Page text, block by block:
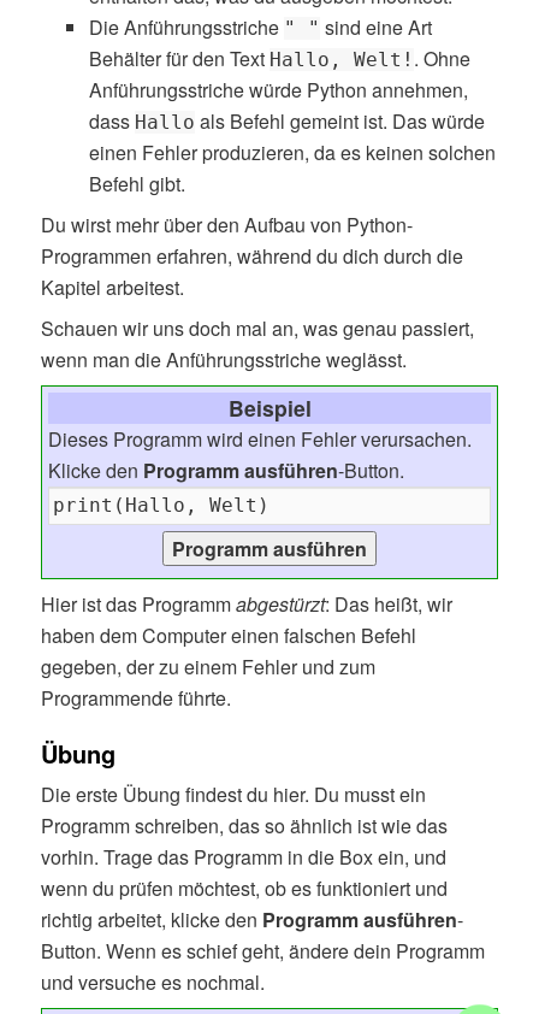
Die Anführungsstriche " " sind eine Art
Behälter für den Text Hallo, Welt! . Ohne
Anführungsstriche würde Python annehmen,
dass Hallo als Befehl gemeint ist. Das würde
einen Fehler produzieren, da es keinen solchen
Befehl gibt.
Du wirst mehr über den Aufbau von Python-
Programmen erfahren, während du dich durch die
Kapitel arbeitest.
Schauen wir uns doch mal an, was genau passiert,
wenn man die Anführungsstriche weglässt.
Beispiel
Dieses Programm wird einen Fehler verursachen.
Klicke den Programm ausführen-Button.
Hier ist das Programmabgestürzt: Das heißt, wir
haben dem Computer einen falschen Befehl
gegeben, der zu einem Fehler und zum
Programmende führte.
Übung
Die erste Übung findest du hier. Du musst ein
Programm schreiben, das so ähnlich ist wie das
vorhin. Trage das Programm in die Box ein, und
wenn du prüfen möchtest, ob es funktioniert und
richtig arbeitet, klicke den Programm ausführen-
Button. Wenn es schief geht, ändere dein Programm
und versuche es nochmal.